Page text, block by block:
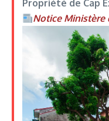
Propriété de Cap
Notice Ministère